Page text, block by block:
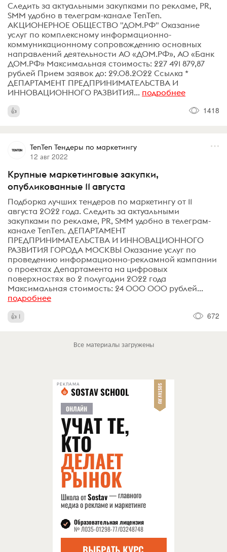
Следить за актуальными закупками по рекламе, PR,
SMM удобно в телеграм-канале TenTen.
АКЦИОНЕРНОЕ ОБЩЕСТВО "ДОМ.РФ" Оказание
услуг по комплексному информационно-
коммуникационному сопровождению основных
направлений деятельности АО «ДОМ.РФ», АО «Банк
ДОМ.РФ» Максимальная стоимость: 227 491 879,87
рублей Прием заявок до: 29.08.2022 Ссылка *
ДЕПАРТАМЕНТ ПРЕДПРИНИМАТЕЛЬСТВА И
ИННОВАЦИОННОГО РАЗВИТИЯ... подробнее
1418
TenTen Тендеры по маркетингу
12 авг 2022
Крупные маркетинговые закупки,
опубликованные 11 августа
Подборка лучших тендеров по маркетингу от 11
августа 2022 года. Следить за актуальными
закупками по рекламе, PR, SMM удобно в телеграм-
канале TenTen. ДЕПАРТАМЕНТ
ПРЕДПРИНИМАТЕЛЬСТВА И ИННОВАЦИОННОГО
РАЗВИТИЯ ГОРОДА МОСКВЫ Оказание услуг по
проведению информационно-рекламной кампании
о проектах Департамента на цифровых
поверхностях во 2 полугодии 2022 года
Максимальная стоимость: 24 000 000 рублей...
подробнее
1 672
Все материалы загружены
РЕКЛАМА